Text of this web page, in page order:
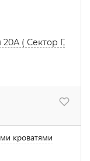
( Сектор Г,
кроватями